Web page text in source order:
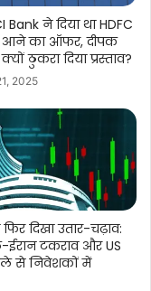
Bank ने दिया था HDFC
आने का ऑफर, दीपक
ठुकरा दिया प्रस्ताव?
2025
दिखा उतार-चढ़ाव:
ईरान टकराव और US
से निवेशकों में